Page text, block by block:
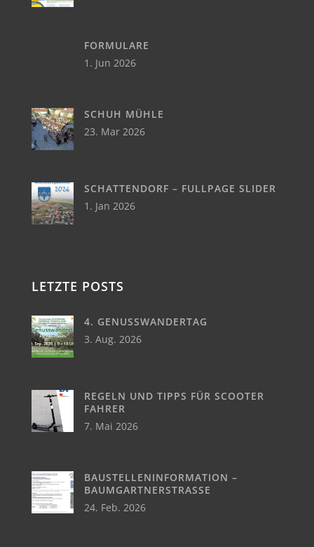
FORMULARE
1. Jun 2026
SCHUH MÜHLE
23. Mar 2026
SCHATTENDORF – FULLPAGE SLIDER
1. Jan 2026
LETZTE POSTS
4. GENUSSWANDERTAG
3. Aug. 2026
REGELN UND TIPPS FÜR SCOOTER
FAHRER
7. Mai 2026
BAUSTELLENINFORMATION –
BAUMGARTNERSTRASSE
24. Feb. 2026